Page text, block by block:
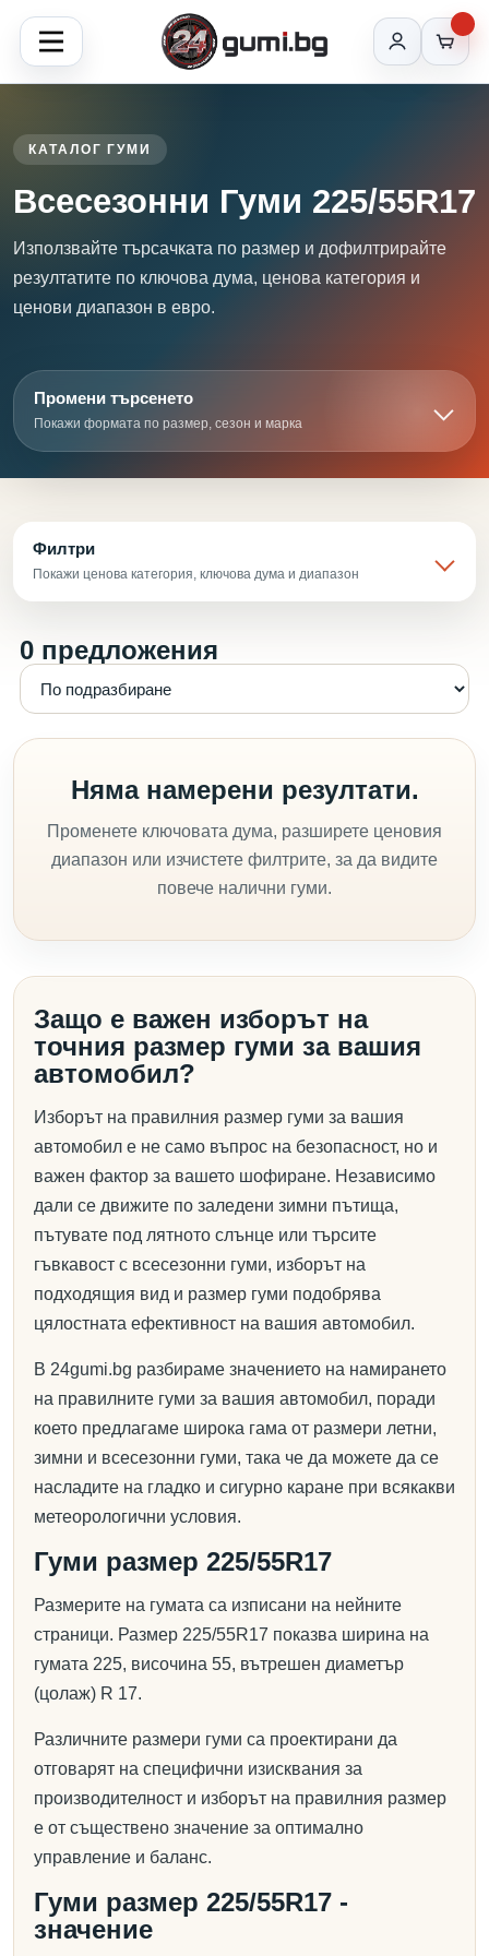
КАТАЛОГ ГУМИ
Всесезонни Гуми 225/55R17
Използвайте търсачката по размер и дофилтрирайте
резултатите по ключова дума, ценова категория и
ценови диапазон в евро.
Промени търсенето
Покажи формата по размер, сезон и марка
Филтри
Покажи ценова категория, ключова дума и диапазон
0 предложения
Няма намерени резултати.
Променете ключовата дума, разширете ценовия
диапазон или изчистете филтрите, за да видите
повече налични гуми.
Защо е важен изборът на
точния размер гуми за вашия
автомобил?
Изборът на правилния размер гуми за вашия
автомобил е не само въпрос на безопасност, но и
важен фактор за вашето шофиране. Независимо
дали се движите по заледени зимни пътища,
пътувате под лятното слънце или търсите
гъвкавост с всесезонни гуми, изборът на
подходящия вид и размер гуми подобрява
цялостната ефективност на вашия автомобил.
В 24gumi.bg разбираме значението на намирането
на правилните гуми за вашия автомобил, поради
което предлагаме широка гама от размери летни,
зимни и всесезонни гуми, така че да можете да се
насладите на гладко и сигурно каране при всякакви
метеорологични условия.
Гуми размер 225/55R17
Размерите на гумата са изписани на нейните
страници. Размер 225/55R17 показва ширина на
гумата 225, височина 55, вътрешен диаметър
(цолаж) R 17.
Различните размери гуми са проектирани да
отговарят на специфични изисквания за
производителност и изборът на правилния размер
е от съществено значение за оптимално
управление и баланс.
Гуми размер 225/55R17 -
значение